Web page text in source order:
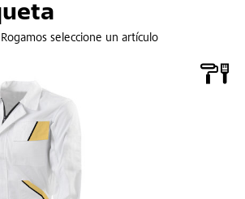
Rogamos seleccione un artículo